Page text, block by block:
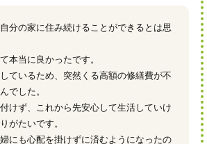
分の家に住み続けることができるとは思
本当に良かったです。
ているため、突然くる高額の修繕費が不
でした。
けず、これから先安心して生活していけ
がたいです。
にも心配を掛けずに済むようになったの